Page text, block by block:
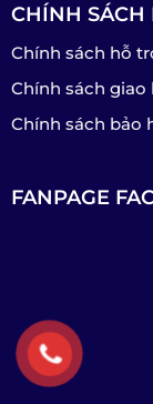
CHÍNH SÁCH
Chính sách hỗ
Chính sách giao
Chính sách bảo
FANPAGE